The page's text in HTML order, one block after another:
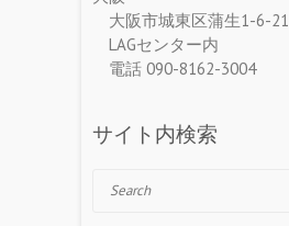
大阪市城東区蒲生1-6-21
LAGセンター内
電話 090-8162-3004
サイト内検索
Search